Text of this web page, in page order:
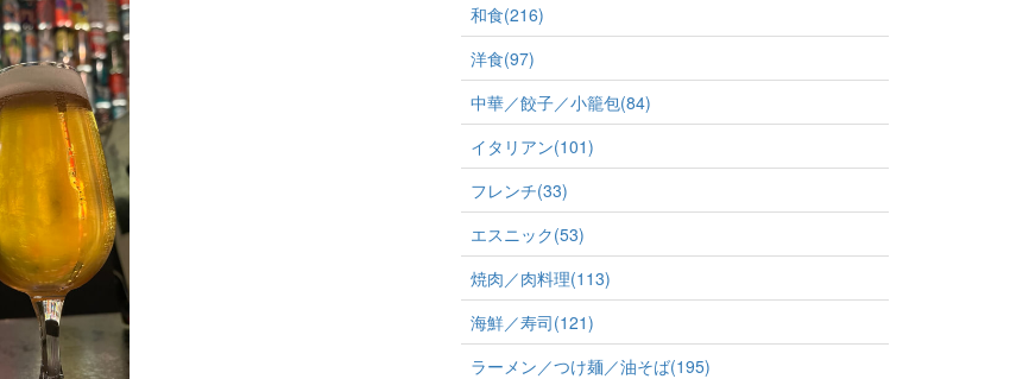
和食(216)
洋食(97)
中華／餃子／小籠包(84)
イタリアン(101)
フレンチ(33)
エスニック(53)
焼肉／肉料理(113)
海鮮／寿司(121)
ラーメン／つけ麺／油そば(195)